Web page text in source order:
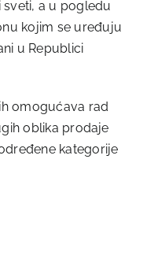
sveti, a u pogledu
kojim se uređuju
u Republici
omogućava rad
oblika prodaje
kategorije